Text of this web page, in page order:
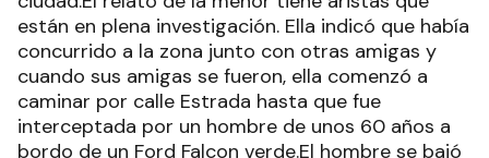
están en plena investigación. Ella indicó que había
concurrido a la zona junto con otras amigas y
cuando sus amigas se fueron, ella comenzó a
caminar por calle Estrada hasta que fue
interceptada por un hombre de unos 60 años a
bordo de un Ford Falcon verde.El hombre se bajó